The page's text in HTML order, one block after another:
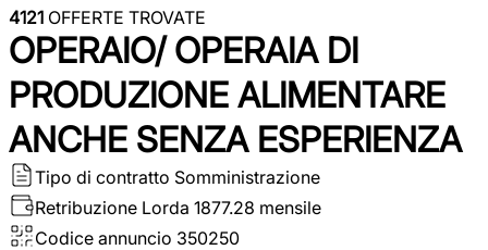
4121 OFFERTE TROVATE
OPERAIO/ OPERAIA DI
PRODUZIONE ALIMENTARE
ANCHE SENZA ESPERIENZA
Tipo di contratto Somministrazione
Retribuzione Lorda 1877.28 mensile
Codice annuncio 350250